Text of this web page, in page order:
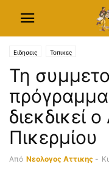
Ειδησεις Τοπικες
Τη
πρόγραμμα
διεκδικεί
Πικερμίου
Από Νεολογος Αττικης -